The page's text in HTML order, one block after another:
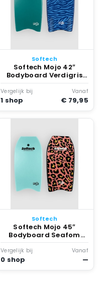
Softech
Softech Mojo 42″
Bodyboard Verdigris
Zebra
Vergelijk bij
1 shop
Vanaf
€ 79,95
Softech
Softech Mojo 45″
Bodyboard Seafom
Leopard
Vergelijk bij
0 shop
Vanaf
—